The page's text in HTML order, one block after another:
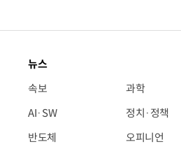
뉴스
속보
AI·SW
반도체
과학
정치·정책
오피니언